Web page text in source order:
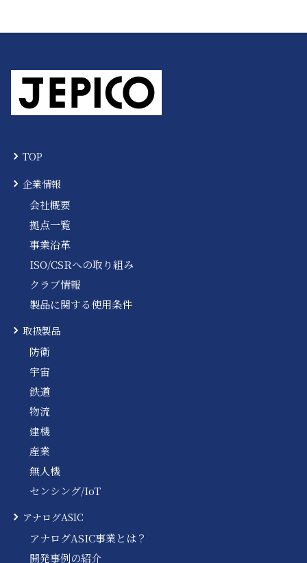
TOP
企業情報
会社概要
拠点一覧
事業沿革
ISO/CSRへの取り組み
クラブ情報
製品に関する使用条件
取扱製品
防衛
宇宙
鉄道
物流
建機
産業
無人機
センシング/IoT
アナログASIC
アナログASIC事業とは？
開発事例の紹介